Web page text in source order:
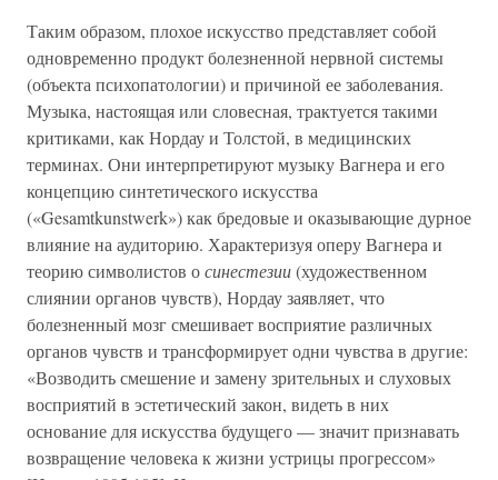
Таким образом, плохое искусство представляет собой
одновременно продукт болезненной нервной системы
(объекта психопатологии) и причиной ее заболевания.
Музыка, настоящая или словесная, трактуется такими
критиками, как Нордау и Толстой, в медицинских
терминах. Они интерпретируют музыку Вагнера и его
концепцию синтетического искусства
(«Gesamtkunstwerk») как бредовые и оказывающие дурное
влияние на аудиторию. Характеризуя оперу Вагнера и
теорию символистов осинестезии(художественном
слиянии органов чувств), Нордау заявляет, что
болезненный мозг смешивает восприятие различных
органов чувств и трансформирует одни чувства в другие:
«Возводить смешение и замену зрительных и слуховых
восприятий в эстетический закон, видеть в них
основание для искусства будущего — значит признавать
возвращение человека к жизни устрицы прогрессом»